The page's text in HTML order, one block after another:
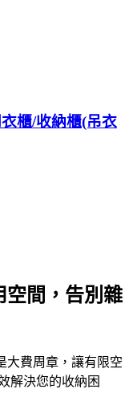
櫃/收納櫃(吊衣
空間，告別雜
大費周章，讓有限空
解決您的收納困